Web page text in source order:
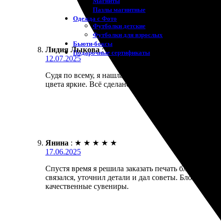
Пазлы магнитные
Одежда с Фото
Футболки детские
Футболки для взрослых
Бьюти-боксы
Подарочные сертификаты
Лидия Лыкова : ★ ★
12.07.2025
Судя по всему, я нашла отличное место для
цвета яркие. Всё сделано аккуратно, я в восторге от
Янина : ★ ★ ★ ★ ★
17.06.2025
Спустя время я решила заказать печать
связался, уточнил детали и дал советы. Блокноты
качественные сувениры.